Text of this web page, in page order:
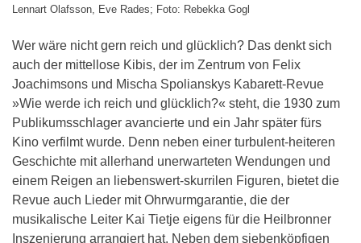
Lennart Olafsson, Eve Rades; Foto: Rebekka Gogl
Wer wäre nicht gern reich und glücklich? Das denkt sich
auch der mittellose Kibis, der im Zentrum von Felix
Joachimsons und Mischa Spolianskys Kabarett-Revue
»Wie werde ich reich und glücklich?« steht, die 1930 zum
Publikumsschlager avancierte und ein Jahr später fürs
Kino verfilmt wurde. Denn neben einer turbulent-heiteren
Geschichte mit allerhand unerwarteten Wendungen und
einem Reigen an liebenswert-skurrilen Figuren, bietet die
Revue auch Lieder mit Ohrwurmgarantie, die der
musikalische Leiter Kai Tietje eigens für die Heilbronner
Inszenierung arrangiert hat. Neben dem siebenköpfigen